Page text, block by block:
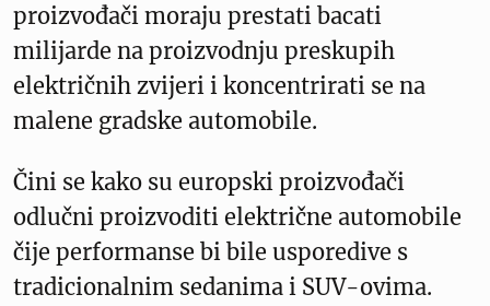
proizvođači moraju prestati bacati
milijarde na proizvodnju preskupih
električnih zvijeri i koncentrirati se na
malene gradske automobile.
Čini se kako su europski proizvođači
odlučni proizvoditi električne automobile
čije performanse bi bile usporedive s
tradicionalnim sedanima i SUV-ovima.